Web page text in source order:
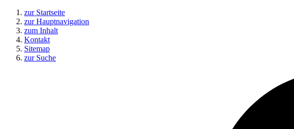
zur Startseite
zur Hauptnavigation
zum Inhalt
Kontakt
Sitemap
zur Suche